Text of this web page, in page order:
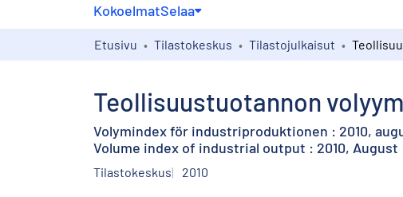
KokoelmatSelaa
Etusivu Tilastokeskus Tilastojulkaisut
Teollisuustuotannon
Volymindex för industriproduktionen : 2010,
Volume index of industrial output : 2010, August
Tilastokeskus 2010